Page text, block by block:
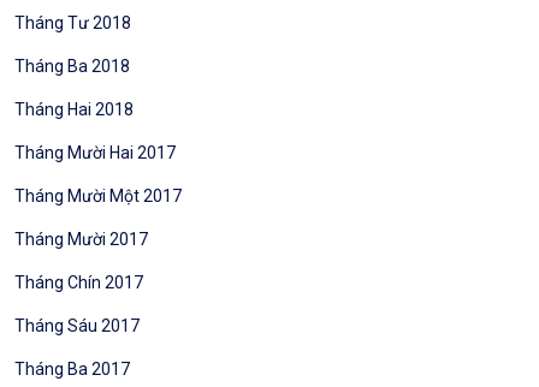
Tháng Tư 2018
Tháng Ba 2018
Tháng Hai 2018
Tháng Mười Hai 2017
Tháng Mười Một 2017
Tháng Mười 2017
Tháng Chín 2017
Tháng Sáu 2017
Tháng Ba 2017